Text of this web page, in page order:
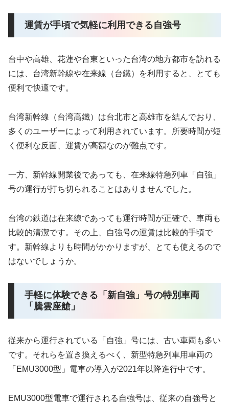
運賃が手頃で気軽に利用できる自強号
台中や高雄、花蓮や台東といった台湾の地方都市を訪れる
には、台湾新幹線や在来線（台鐵）を利用すると、とても
便利で快適です。
台湾新幹線（台湾高鐵）は台北市と高雄市を結んでおり、
多くのユーザーによって利用されています。所要時間が短
く便利な反面、運賃が高額なのが難点です。
一方、新幹線開業後であっても、在来線特急列車「自強」
号の運行が打ち切られることはありませんでした。
台湾の鉄道は在来線であっても運行時間が正確で、車両も
比較的清潔です。その上、自強号の運賃は比較的手頃で
す。新幹線よりも時間がかかりますが、とても使えるので
はないでしょうか。
手軽に体験できる「新自強」号の特別車両
「騰雲座艙」
従来から運行されている「自強」号には、古い車両も多い
です。それらを置き換えるべく、新型特急列車用車両の
「EMU3000型」電車の導入が2021年以降進行中です。
EMU3000型電車で運行される自強号は、従来の自強号と